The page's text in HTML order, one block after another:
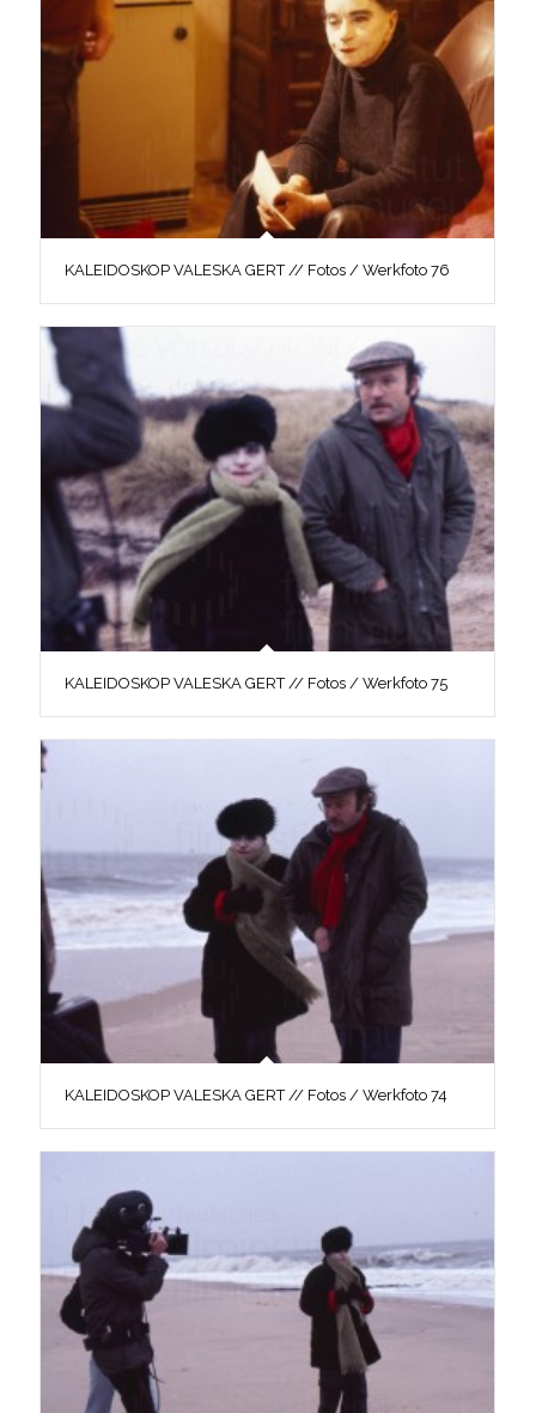
KALEIDOSKOP VALESKA GERT // Fotos / Werkfoto 76
KALEIDOSKOP VALESKA GERT // Fotos / Werkfoto 75
KALEIDOSKOP VALESKA GERT // Fotos / Werkfoto 74